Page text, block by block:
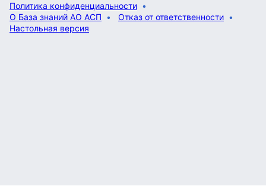
Политика конфиденциальности
О База знаний АО АСП
Отказ от ответственности
Настольная версия